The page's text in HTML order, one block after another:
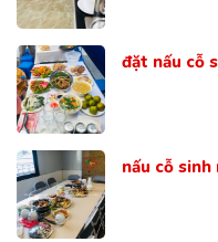
đặt nấu cỗ
nấu cỗ sinh